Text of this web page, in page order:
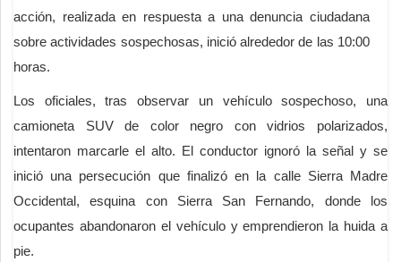
acción, realizada en respuesta a una denuncia ciudadana
sobre actividades sospechosas, inició alrededor de las 10:00
horas.
Los oficiales, tras observar un vehículo sospechoso, una
camioneta SUV de color negro con vidrios polarizados,
intentaron marcarle el alto. El conductor ignoró la señal y se
inició una persecución que finalizó en la calle Sierra Madre
Occidental, esquina con Sierra San Fernando, donde los
ocupantes abandonaron el vehículo y emprendieron la huida a
pie.